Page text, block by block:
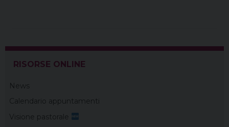
RISORSE ONLINE
News
Calendario appuntamenti
Visione pastorale